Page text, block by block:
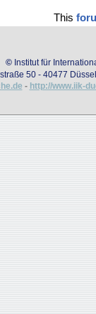
This
© Institut für
50 - 40477
- http://www.iik-